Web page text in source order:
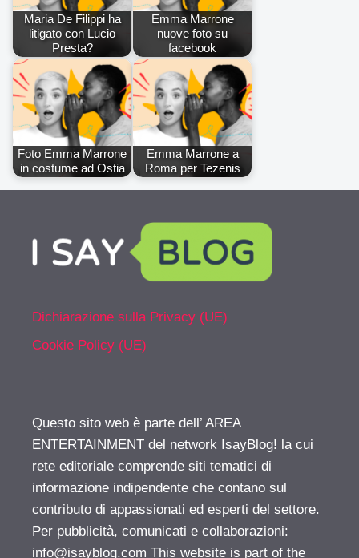
Maria De Filippi ha
litigato con Lucio
Presta?
Emma Marrone
nuove foto su
facebook
Foto Emma Marrone
in costume ad Ostia
Emma Marrone a
Roma per Tezenis
Dichiarazione sulla Privacy (UE)
Cookie Policy (UE)
Questo sito web è parte dell’ AREA
ENTERTAINMENT del network IsayBlog! la cui
rete editoriale comprende siti tematici di
informazione indipendente che contano sul
contributo di appassionati ed esperti del settore.
Per pubblicità, comunicati e collaborazioni:
info@isayblog.com This website is part of the